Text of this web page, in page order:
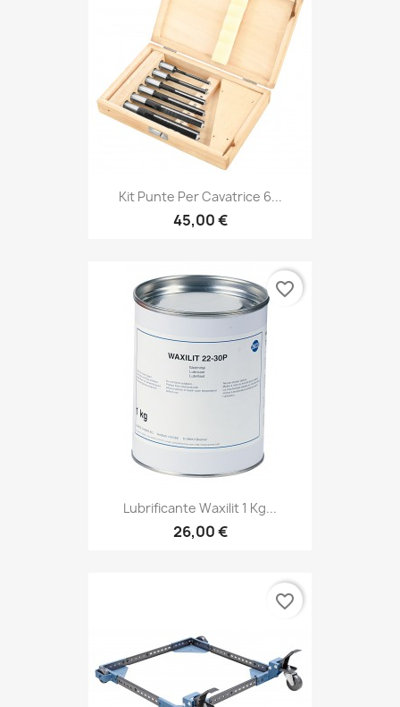
Kit Punte Per Cavatrice 6...
45,00 €
Lubrificante Waxilit 1 Kg...
26,00 €
favorite_border
favorite_border